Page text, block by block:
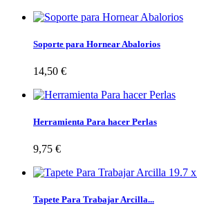
Soporte para Hornear Abalorios
14,50 €
Herramienta Para hacer Perlas
9,75 €
Tapete Para Trabajar Arcilla...